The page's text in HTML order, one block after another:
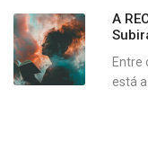
A
Entre
está a